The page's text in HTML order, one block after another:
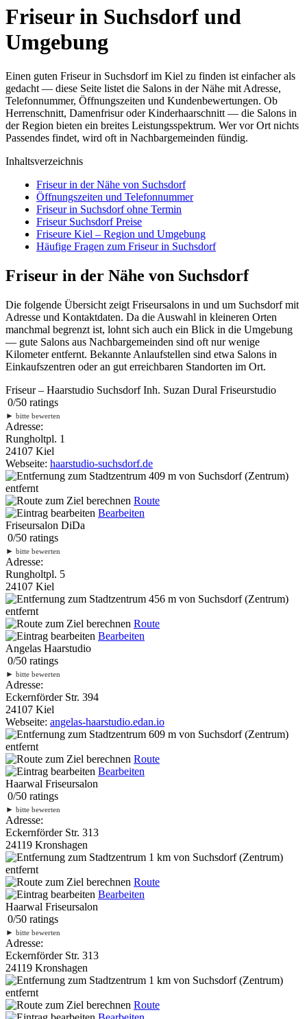
Friseur in Suchsdorf und
Umgebung
Einen guten Friseur in Suchsdorf im Kiel zu finden ist einfacher als
gedacht — diese Seite listet die Salons in der Nähe mit Adresse,
Telefonnummer, Öffnungszeiten und Kundenbewertungen. Ob
Herrenschnitt, Damenfrisur oder Kinderhaarschnitt — die Salons in
der Region bieten ein breites Leistungsspektrum. Wer vor Ort nichts
Passendes findet, wird oft in Nachbargemeinden fündig.
Inhaltsverzeichnis
Friseur in der Nähe von Suchsdorf
Öffnungszeiten und Telefonnummer
Friseur in Suchsdorf ohne Termin
Friseur Suchsdorf Preise
Friseure Kiel – Region und Umgebung
Häufige Fragen zum Friseur in Suchsdorf
Friseur in der Nähe von Suchsdorf
Die folgende Übersicht zeigt Friseursalons in und um Suchsdorf mit
Adresse und Kontaktdaten. Da die Auswahl in kleineren Orten
manchmal begrenzt ist, lohnt sich auch ein Blick in die Umgebung
— gute Salons aus Nachbargemeinden sind oft nur wenige
Kilometer entfernt. Bekannte Anlaufstellen sind etwa Salons in
Einkaufszentren oder an gut erreichbaren Standorten im Ort.
Friseur – Haarstudio Suchsdorf Inh. Suzan Dural Friseurstudio
0/50 ratings
► bitte bewerten
Adresse:
Rungholtpl. 1
24107 Kiel
Webseite: haarstudio-suchsdorf.de
409 m von Suchsdorf (Zentrum)
entfernt
Route
Bearbeiten
Friseursalon DiDa
0/50 ratings
► bitte bewerten
Adresse:
Rungholtpl. 5
24107 Kiel
456 m von Suchsdorf (Zentrum)
entfernt
Route
Bearbeiten
Angelas Haarstudio
0/50 ratings
► bitte bewerten
Adresse:
Eckernförder Str. 394
24107 Kiel
Webseite: angelas-haarstudio.edan.io
609 m von Suchsdorf (Zentrum)
entfernt
Route
Bearbeiten
Haarwal Friseursalon
0/50 ratings
► bitte bewerten
Adresse:
Eckernförder Str. 313
24119 Kronshagen
1 km von Suchsdorf (Zentrum)
entfernt
Route
Bearbeiten
Haarwal Friseursalon
0/50 ratings
► bitte bewerten
Adresse:
Eckernförder Str. 313
24119 Kronshagen
1 km von Suchsdorf (Zentrum)
entfernt
Route